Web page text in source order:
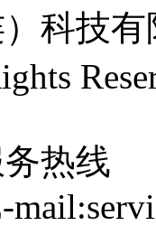
科技
热线